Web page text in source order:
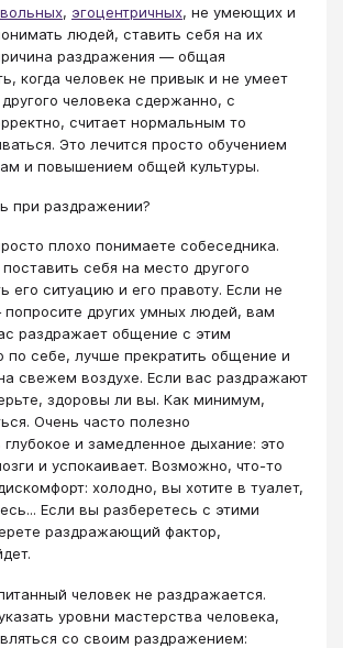
, эгоцентричных, не умеющих и
людей, ставить себя на их
раздражения — общая
когда человек не привык и не умеет
человека сдержанно, с
считает нормальным то
Это лечится просто обучением
и повышением общей культуры.
при раздражении?
плохо понимаете собеседника.
себя на место другого
его ситуацию и его правоту. Если не
других умных людей, вам
раздражает общение с этим
по себе, лучше прекратить общение и
свежем воздухе. Если вас раздражают
здоровы ли вы. Как минимум,
Очень часто полезно
глубокое и замедленное дыхание: это
и успокаивает. Возможно, что-то
холодно, вы хотите в туалет,
Если вы разберетесь с этими
раздражающий фактор,
человек не раздражается.
уровни мастерства человека,
со своим раздражением: